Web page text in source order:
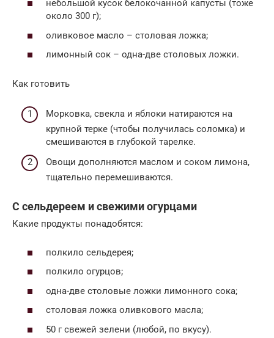
небольшой кусок белокочанной капусты (тоже
около 300 г);
оливковое масло – столовая ложка;
лимонный сок – одна-две столовых ложки.
Как готовить
Морковка, свекла и яблоки натираются на
крупной терке (чтобы получилась соломка) и
смешиваются в глубокой тарелке.
Овощи дополняются маслом и соком лимона,
тщательно перемешиваются.
С сельдереем и свежими огурцами
Какие продукты понадобятся:
полкило сельдерея;
полкило огурцов;
одна-две столовые ложки лимонного сока;
столовая ложка оливкового масла;
50 г свежей зелени (любой, по вкусу).